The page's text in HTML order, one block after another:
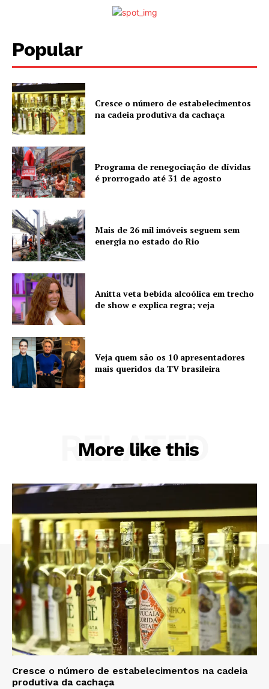
Popular
Cresce o número de estabelecimentos
na cadeia produtiva da cachaça
Programa de renegociação de dívidas
é prorrogado até 31 de agosto
Mais de 26 mil imóveis seguem sem
energia no estado do Rio
Anitta veta bebida alcoólica em trecho
de show e explica regra; veja
Veja quem são os 10 apresentadores
mais queridos da TV brasileira
More like this
RELATED
Cresce o número de estabelecimentos na cadeia
produtiva da cachaça